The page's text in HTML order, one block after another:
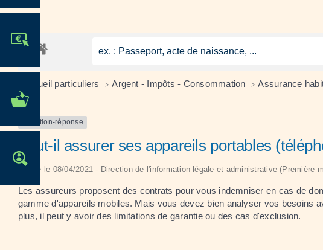
MES DÉMARCHES
Accueil particuliers > Argent - Impôts - Consommation > Assurance
Question-réponse
Faut-il assurer ses appareils portables
Vérifié le 08/04/2021 - Direction de l'information légale et administrative (Première
Les assureurs proposent des contrats pour vous indemniser en cas de
gamme d'appareils mobiles. Mais vous devez bien analyser vos besoins
plus, il peut y avoir des limitations de garantie ou des cas d'exclusion.